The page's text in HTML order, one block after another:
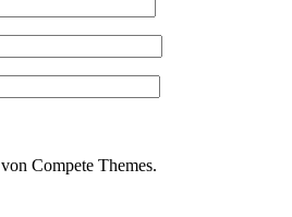
von Compete Themes.